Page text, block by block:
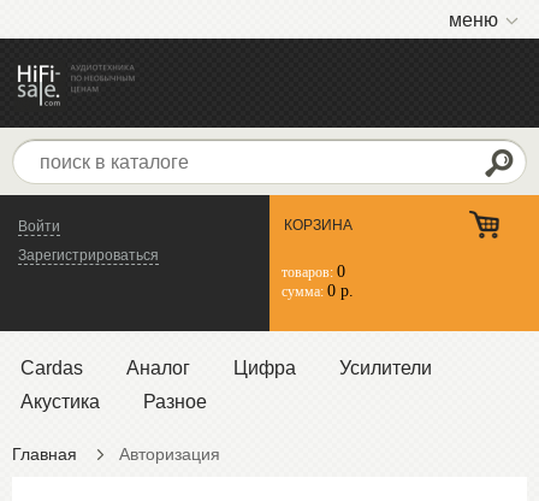
меню
Войти
Зарегистрироваться
КОРЗИНА
товаров: 0
сумма: 0 р.
Cardas Аналог Цифра
Усилители
Акустика
Разное
Главная Авторизация